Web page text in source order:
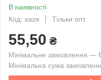
В наявності
Код: saze
Тільки опт
55,50 ₴
Мінімальне замовлення —
Мінімальна сума